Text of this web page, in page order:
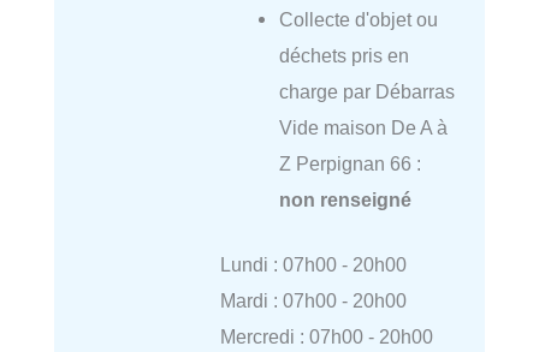
Collecte d'objet ou
déchets pris en
charge par Débarras
Vide maison De A à
Z Perpignan 66 :
non renseigné
Lundi : 07h00 - 20h00
Mardi : 07h00 - 20h00
Mercredi : 07h00 - 20h00